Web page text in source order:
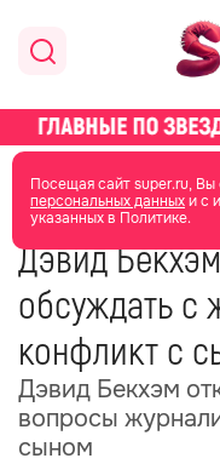
Посещая сайт super.ru, Вы
персональных данныхи с
указанных в Политике.
главная новости
14 июня 09:20
Дэвид
обсуждать с
конфликт с
Дэвид Бекхэм
вопросы
сыном